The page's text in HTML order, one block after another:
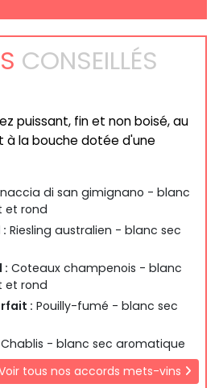
CONSEILLÉS
puissant, fin et non boisé, au
à la bouche dotée d'une
di san gimignano - blanc
et rond
Riesling australien - blanc sec
: Coteaux champenois - blanc
et rond
: Pouilly-fumé - blanc sec
Chablis - blanc sec aromatique
tous nos accords mets-vins